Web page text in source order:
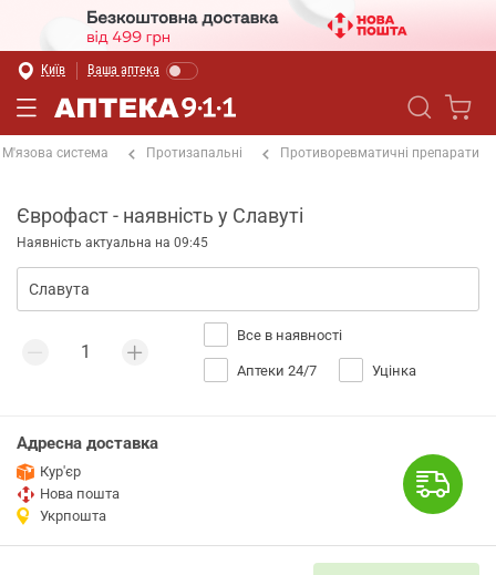
Київ Ваша аптека
М'язова система Протизапальні Противоревматичні препарати
Єврофаст - наявність у Славуті
Наявність актуальна на 09:45
Все в наявності
Аптеки 24/7 Уцінка
Адресна доставка
Кур'єр
Нова пошта
Укрпошта